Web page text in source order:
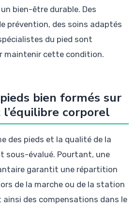
bien-être durable. Des
prévention, des soins adaptés
du pied sont
maintenir cette condition.
bien formés sur
corporel
des pieds et la qualité de la
sous-évalué. Pourtant, une
garantit une répartition
de la marche ou de la station
des compensations dans le